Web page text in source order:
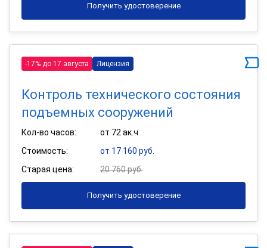
Получить удостоверение
-17% до 17 августа Лицензия
Контроль технического состояния
подъемных сооружений
Кол-во часов:
от 72 ак.ч
Стоимость:
от 17 160 руб.
Старая цена:
20 760 руб.
Получить удостоверение